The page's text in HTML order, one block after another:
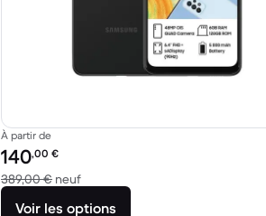
À partir de
Prix reconditionné :
140,00 €
389,00 € neufcontre 389,00 € neuf
Voir les options